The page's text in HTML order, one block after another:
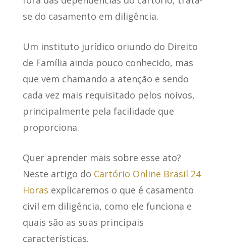
se do casamento em diligência.
Um instituto jurídico oriundo do Direito
de Família ainda pouco conhecido, mas
que vem chamando a atenção e sendo
cada vez mais requisitado pelos noivos,
principalmente pela facilidade que
proporciona.
Quer aprender mais sobre esse ato?
Neste artigo do Cartório Online Brasil 24
Horas explicaremos o que é casamento
civil em diligência, como ele funciona e
quais são as suas principais
características.